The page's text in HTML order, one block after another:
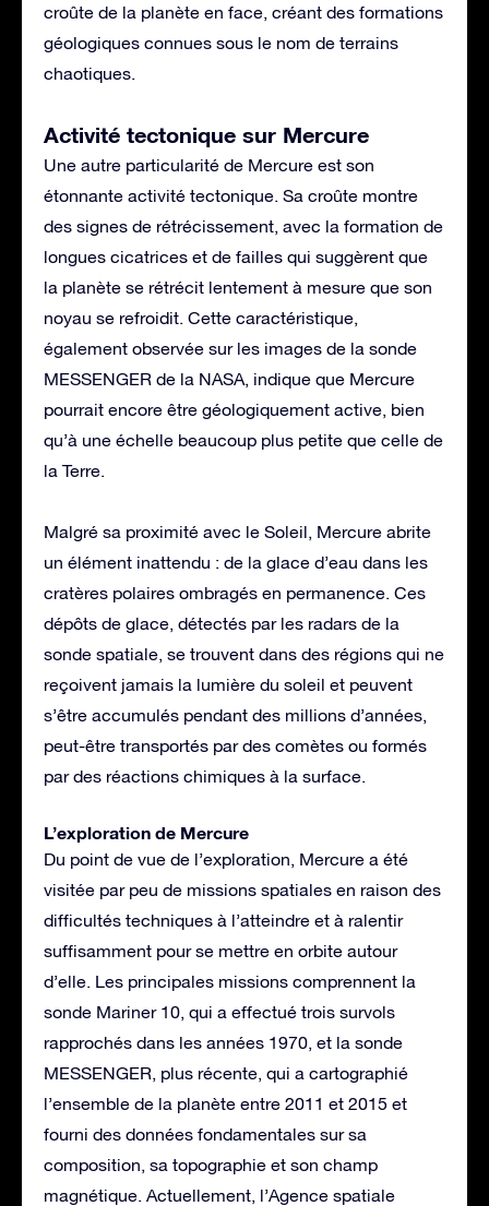
croûte de la planète en face, créant des formations
géologiques connues sous le nom de terrains
chaotiques.
Activité tectonique sur Mercure
Une autre particularité de Mercure est son
étonnante activité tectonique. Sa croûte montre
des signes de rétrécissement, avec la formation de
longues cicatrices et de failles qui suggèrent que
la planète se rétrécit lentement à mesure que son
noyau se refroidit. Cette caractéristique,
également observée sur les images de la sonde
MESSENGER de la NASA, indique que Mercure
pourrait encore être géologiquement active, bien
qu’à une échelle beaucoup plus petite que celle de
la Terre.
Malgré sa proximité avec le Soleil, Mercure abrite
un élément inattendu : de la glace d’eau dans les
cratères polaires ombragés en permanence. Ces
dépôts de glace, détectés par les radars de la
sonde spatiale, se trouvent dans des régions qui ne
reçoivent jamais la lumière du soleil et peuvent
s’être accumulés pendant des millions d’années,
peut-être transportés par des comètes ou formés
par des réactions chimiques à la surface.
L’exploration de Mercure
Du point de vue de l’exploration, Mercure a été
visitée par peu de missions spatiales en raison des
difficultés techniques à l’atteindre et à ralentir
suffisamment pour se mettre en orbite autour
d’elle. Les principales missions comprennent la
sonde Mariner 10, qui a effectué trois survols
rapprochés dans les années 1970, et la sonde
MESSENGER, plus récente, qui a cartographié
l’ensemble de la planète entre 2011 et 2015 et
fourni des données fondamentales sur sa
composition, sa topographie et son champ
magnétique. Actuellement, l’Agence spatiale